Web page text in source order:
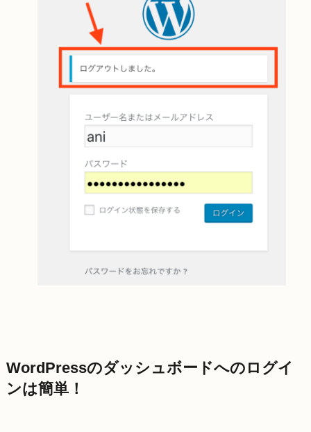
WordPressのダッシュボードへのログイ
ンは簡単！